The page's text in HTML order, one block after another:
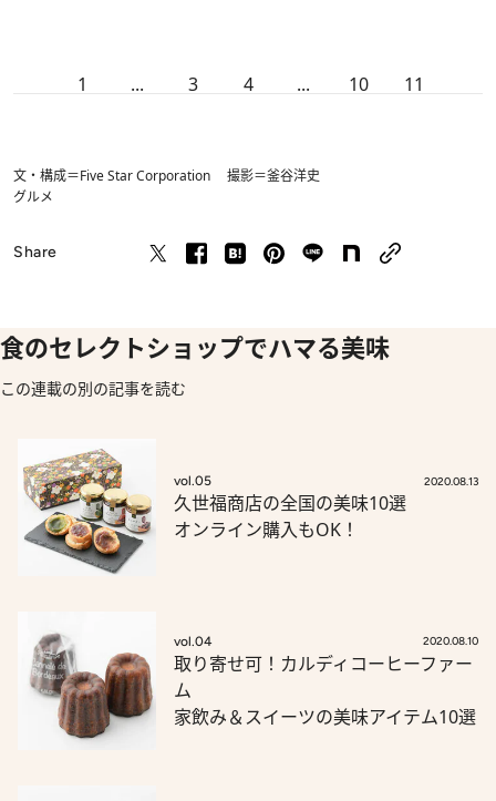
1 ... 3 4 ... 10 11
文・構成＝Five Star Corporation 撮影＝釜谷洋史
グルメ
Share
食のセレクトショップでハマる美味
この連載の別の記事を読む
vol.05 2020.08.13
久世福商店の全国の美味10選
オンライン購入もOK！
vol.04 2020.08.10
取り寄せ可！カルディコーヒーファー
ム
家飲み＆スイーツの美味アイテム10選